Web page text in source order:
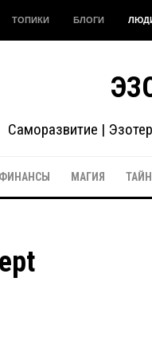
ТОПИКИ БЛОГИ
Саморазвитие |
МАГИЯ